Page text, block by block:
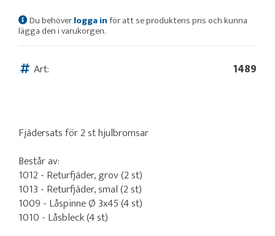
Du behöverlogga inför att se produktens pris och kunna
lägga den i varukorgen.
Art: 1489
Fjädersats för 2 st hjulbromsar
Består av:
1012 - Returfjäder, grov (2 st)
1013 - Returfjäder, smal (2 st)
1009 - Låspinne Ø 3x45 (4 st)
1010 - Låsbleck (4 st)